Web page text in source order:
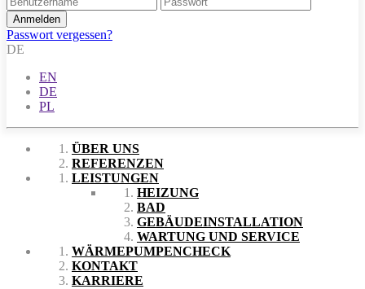
Passwort vergessen?
DE
EN
DE
PL
ÜBER UNS
REFERENZEN
LEISTUNGEN
HEIZUNG
BAD
GEBÄUDEINSTALLATION
WARTUNG UND SERVICE
WÄRMEPUMPENCHECK
KONTAKT
KARRIERE